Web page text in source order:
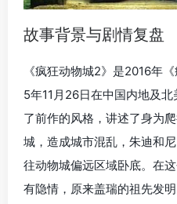
故事背景与剧情复盘
《疯狂动物城2》是2016年
5年11月26日在中国内地及
了前作的风格，讲述了身为
城，造成城市混乱，朱迪和
往动物城偏远区域卧底。在
有隐情，原来盖瑞的祖先发